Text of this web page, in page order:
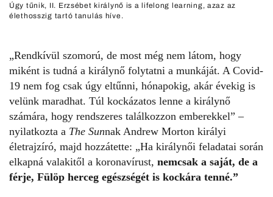
Úgy tűnik, II. Erzsébet királynő is a lifelong learning, azaz az
élethosszig tartó tanulás híve.
„Rendkívül szomorú, de most még nem látom, hogy
miként is tudná a királynő folytatni a munkáját. A Covid-
19 nem fog csak úgy eltűnni, hónapokig, akár évekig is
velünk maradhat. Túl kockázatos lenne a királynő
számára, hogy rendszeres találkozzon emberekkel” –
nyilatkozta a The Sunnak Andrew Morton királyi
életrajzíró, majd hozzátette: „Ha királynői feladatai során
elkapná valakitől a koronavírust, nemcsak a saját, de a
férje, Fülöp herceg egészségét is kockára tenné.”